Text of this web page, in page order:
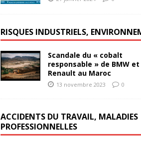
RISQUES INDUSTRIELS,
Scandale du « cobalt
responsable » de BMW et
Renault au Maroc
13 novembre 2023 0
ACCIDENTS DU TRAVAIL, MALADIES
PROFESSIONNELLES